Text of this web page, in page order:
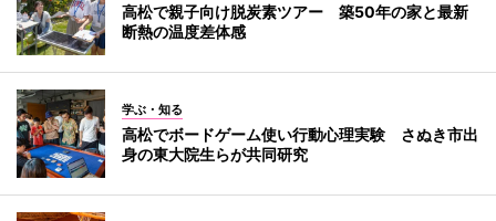
高松で親子向け脱炭素ツアー 築50年の家と最新
断熱の温度差体感
学ぶ・知る
高松でボードゲーム使い行動心理実験 さぬき市出
身の東大院生らが共同研究